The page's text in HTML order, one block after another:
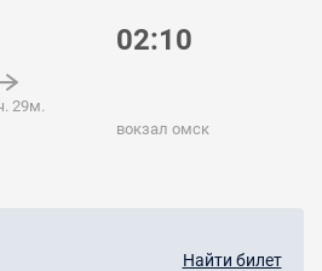
29м.
02:10
вокзал омск
Найти билет